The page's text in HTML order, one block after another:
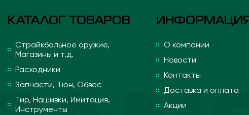
КАТАЛОГ ТОВАРОВ
Страйкбольное оружие,
Магазины и т.д.
Расходники
Запчасти, Тюн, Обвес
Тир, Нашивки, Имитация,
Инструменты
ИНФОРМАЦИЯ
О компании
Новости
Контакты
Доставка и оплата
Акции